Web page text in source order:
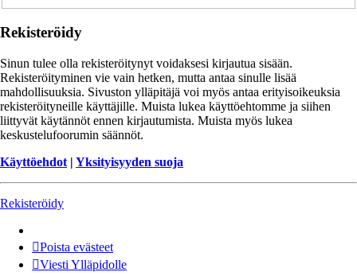
Rekisteröidy
Sinun tulee olla rekisteröitynyt voidaksesi kirjautua sisään.
Rekisteröityminen vie vain hetken, mutta antaa sinulle lisää
mahdollisuuksia. Sivuston ylläpitäjä voi myös antaa erityisoikeuksia
rekisteröityneille käyttäjille. Muista lukea käyttöehtomme ja siihen
liittyvät käytännöt ennen kirjautumista. Muista myös lukea
keskustelufoorumin säännöt.
Käyttöehdot | Yksityisyyden suoja
Rekisteröidy
Poista evästeet
Viesti Ylläpidolle